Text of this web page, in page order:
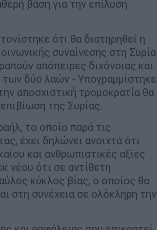
βάση για την επίλυση
ότι θα διατηρηθεί η
συναίνεσης στη Συρία
απόπειρες διχόνοιας και
των δύο λαών - Υπογραμμίστηκε
αποσχιστική τρομοκρατία θα
της Συρίας.
το οποίο παρά τις
έχει δηλώνει ανοιχτά ότι
και ανθρωπιστικές αξίες
νέου ότι σε αντίθετη
κύκλος βίας, ο οποίος θα
στη συνέχεια σε ολόκληρη την